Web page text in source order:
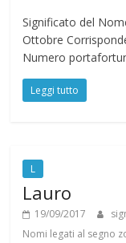
Significato del
Ottobre
Numero
Leggi tutto
L
Lauro
19/09/2017
Nomi legati al segno